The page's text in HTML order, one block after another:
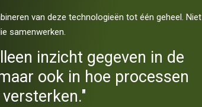
van deze technologieën tot één geheel. Niet
samenwerken.
inzicht gegeven in de
ook in hoe processen